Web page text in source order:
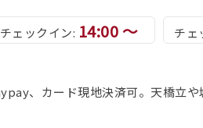
チェックイン: 14:00 ～ チェ
、カード現地決済可。天橋立